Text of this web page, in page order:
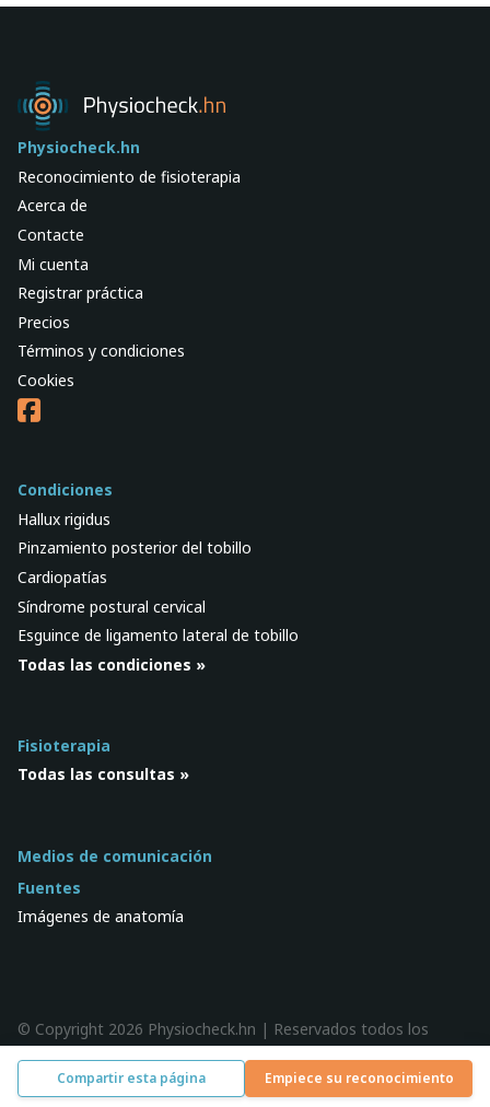
Compartir esta página Empiece su reconocimiento
Physiocheck.hn
Reconocimiento de fisioterapia
Acerca de
Contacte
Mi cuenta
Registrar práctica
Precios
Términos y condiciones
Cookies
Condiciones
Hallux rigidus
Pinzamiento posterior del tobillo
Cardiopatías
Síndrome postural cervical
Esguince de ligamento lateral de tobillo
Todas las condiciones »
Fisioterapia
Todas las consultas »
Medios de comunicación
Fuentes
Imágenes de anatomía
© Copyright 2026 Physiocheck.hn | Reservados todos los
derechos |Privacidad| Diseño:SWiF